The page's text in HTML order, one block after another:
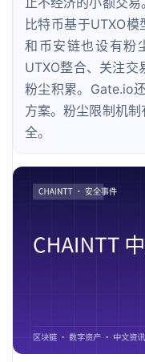
比特币基于UTXO
和币安链也设有粉
UTXO整合、关注交
粉尘积累。Gate.io
方案。粉尘限制机
全。